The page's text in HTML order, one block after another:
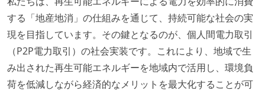
レッジの共有を積極的に行っている（属人性を減らす
取り組みをしている）
大規模サービスの開発
マイクロサービス化している
する「地産地消」の仕組みを通じて、持続可能な社会の実
現を目指しています。その鍵となるのが、個人間電力取引
（P2P電力取引）の社会実装です。これにより、地域で生
み出された再生可能エネルギーを地域内で活用し、環境負
荷を低減しながら経済的なメリットを最大化することが可